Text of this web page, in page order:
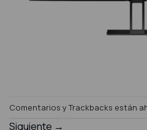
Comentarios y Trackbacks están
Siguiente →